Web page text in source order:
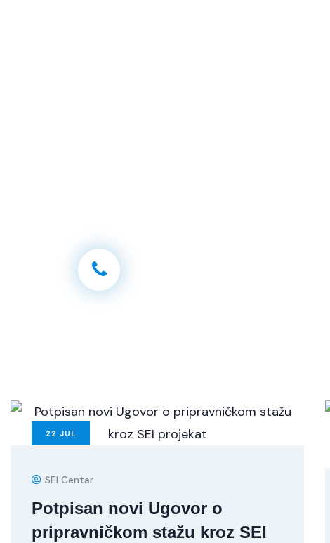
22 JUL
SEI Centar
Potpisan novi Ugovor o
pripravničkom stažu kroz SEI